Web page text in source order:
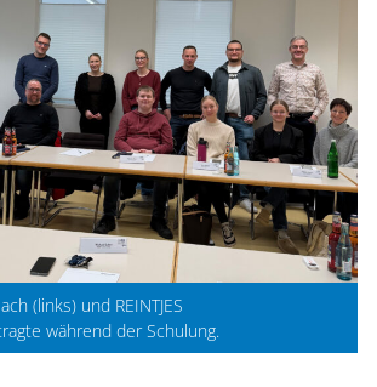
(links) und REINTJES
während der Schulung.